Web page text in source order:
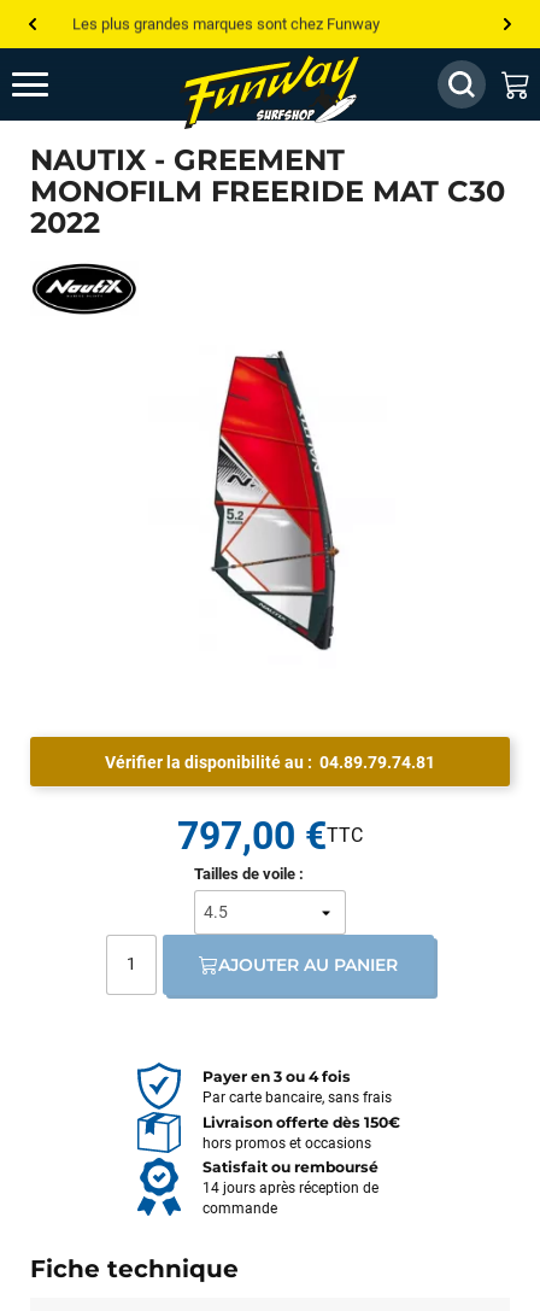
Les plus grandes marques sont chez Funway
Jusqu’à -75% de remise sur le windsurf, wingfoil, etc...
💰 Meilleur prix garanti — Moins cher ailleurs ? On s’aligne !
Besoin de conseils de pro ? Appelle nous !
NAUTIX - GREEMENT
MONOFILM FREERIDE MAT C30
2022
Vérifier la disponibilité au : 04.89.79.74.81
Tailles de voile :
797,00 €
AJOUTER AU PANIER
Payer en 3 ou 4 fois
Par carte bancaire, sans frais
Livraison offerte dès 150€
hors promos et occasions
Satisfait ou remboursé
14 jours après réception de
commande
Fiche technique